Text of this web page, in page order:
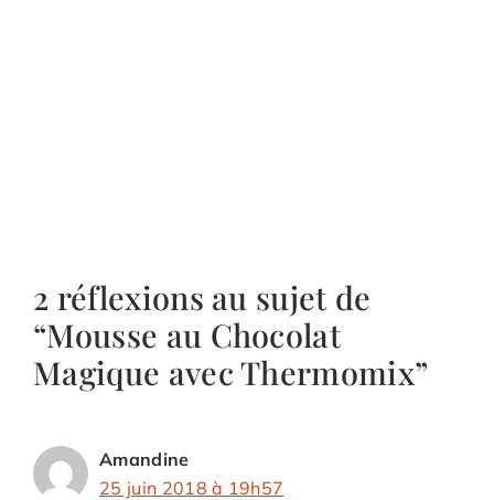
2 réflexions au sujet de
“Mousse au Chocolat
Magique avec Thermomix”
Amandine
25 juin 2018 à 19h57